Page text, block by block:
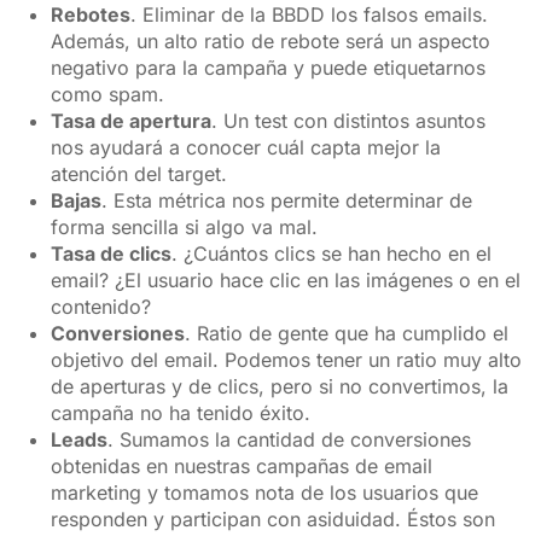
Rebotes. Eliminar de la BBDD los falsos emails.
Además, un alto ratio de rebote será un aspecto
negativo para la campaña y puede etiquetarnos
como spam.
Tasa de apertura. Un test con distintos asuntos
nos ayudará a conocer cuál capta mejor la
atención del target.
Bajas. Esta métrica nos permite determinar de
forma sencilla si algo va mal.
Tasa de clics. ¿Cuántos clics se han hecho en el
email? ¿El usuario hace clic en las imágenes o en el
contenido?
Conversiones. Ratio de gente que ha cumplido el
objetivo del email. Podemos tener un ratio muy alto
de aperturas y de clics, pero si no convertimos, la
campaña no ha tenido éxito.
Leads. Sumamos la cantidad de conversiones
obtenidas en nuestras campañas de email
marketing y tomamos nota de los usuarios que
responden y participan con asiduidad. Éstos son